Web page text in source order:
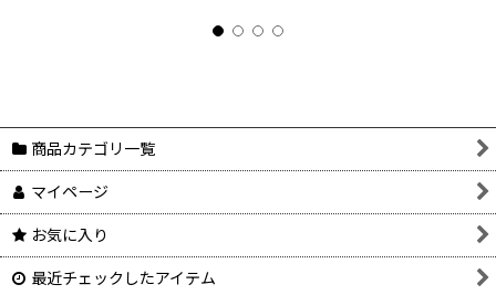
商品カテゴリ一覧
マイページ
お気に入り
最近チェックしたアイテム